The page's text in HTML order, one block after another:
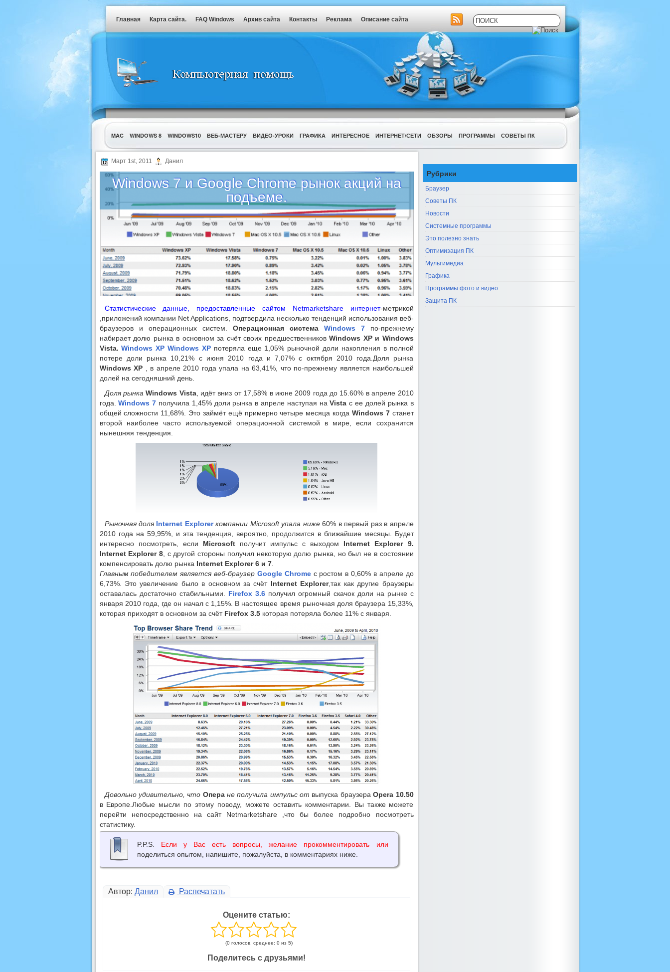
Главная Карта сайта. FAQ Windows Архив сайта Контакты Реклама Описание сайта
MAC WINDOWS 8 WINDOWS10 ВЕБ-МАСТЕРУ ВИДЕО-УРОКИ ГРАФИКА ИНТЕРЕСНОЕ ИНТЕРНЕТ/СЕТИ ОБЗОРЫ ПРОГРАММЫ СОВЕТЫ ПК
УТИЛИТЫ
Март 1st, 2011 Данил
Windows 7 и Google Chrome рынок акций на
подъеме.
Статистические данные, предоставленные сайтом Netmarketshare интернет-метрикой
,приложений компании Net Applications, подтвердила несколько тенденций использования веб-
браузеров и операционных систем. Операционная система Windows 7по-прежнему
набирает долю рынка в основном за счёт своих предшественников Windows XP и Windows
Vista.Windows XPWindows XPпотеряла еще 1,05% рыночной доли накопления в полной
потере доли рынка 10,21% с июня 2010 года и 7,07% с октября 2010 года.Доля рынка
Windows XP
, в апреле 2010 года упала на 63,41%, что по-прежнему является наибольшей
долей на сегодняшний день.
Доля рынка Windows Vista, идёт вниз от 17,58% в июне 2009 года до 15.60% в апреле 2010
года.Windows 7 получила 1,45% доли рынка в апреле наступая наVista с ее долей рынка в
общей сложности 11,68%. Это займёт ещё примерно четыре месяца когда Windows 7станет
второй наиболее часто используемой операционной системой в мире, если сохранится
нынешняя тенденция.
Рыночная доля Internet Explorerкомпании Microsoft упала ниже60% в первый раз в апреле
2010 года на 59,95%, и эта тенденция, вероятно, продолжится в ближайшие месяцы. Будет
интересно посмотреть, если Microsoftполучит импульс с выходом Internet
Explorer 9.
Internet Explorer 8, с другой стороны получил некоторую долю рынка, но был не в состоянии
компенсировать долю рынка Internet Explorer 6 и 7.
Главным победителем является веб-браузер Google Chromeс ростом в 0,60% в апреле до
6,73%. Это увеличение было в основном за счёт Internet Explorer,так как другие браузеры
оставалась достаточно стабильными. Firefox 3.6получил огромный скачок доли на рынке с
января 2010 года, где он начал с 1,15%. В настоящее время рыночная доля браузера 15,33%,
которая приходят в основном за счёт Firefox 3.5которая потеряла более 11% с января.
Довольно удивительно, что Опера не получила импульс от выпуска браузераOpera 10.50
в Европе.Любые мысли по этому поводу, можете оставить комментарии. Вы также можете
перейти непосредственно на сайт Netmarketshare ,что бы более подробно посмотреть
статистику.
P.P.S. Если у Вас есть вопросы, желание прокомментировать или
поделиться опытом, напишите, пожалуйста, в комментариях ниже.
Автор: Данил Распечатать
Оцените статью:
(0 голосов, среднее: 0 из 5)
Поделитесь с друзьями!
Рубрики
Браузер
Советы ПК
Новости
Системные программы
Это полезно знать
Оптимизация ПК
Мультимедиа
Графика
Программы фото и видео
Защита ПК